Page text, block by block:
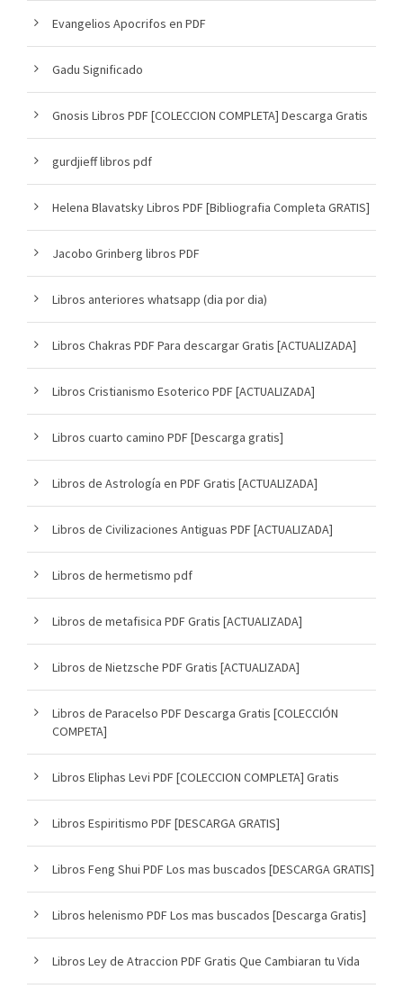
Evangelios Apocrifos en PDF
Gadu Significado
Gnosis Libros PDF [COLECCION COMPLETA] Descarga Gratis
gurdjieff libros pdf
Helena Blavatsky Libros PDF [Bibliografia Completa GRATIS]
Jacobo Grinberg libros PDF
Libros anteriores whatsapp (dia por dia)
Libros Chakras PDF Para descargar Gratis [ACTUALIZADA]
Libros Cristianismo Esoterico PDF [ACTUALIZADA]
Libros cuarto camino PDF [Descarga gratis]
Libros de Astrología en PDF Gratis [ACTUALIZADA]
Libros de Civilizaciones Antiguas PDF [ACTUALIZADA]
Libros de hermetismo pdf
Libros de metafisica PDF Gratis [ACTUALIZADA]
Libros de Nietzsche PDF Gratis [ACTUALIZADA]
Libros de Paracelso PDF Descarga Gratis [COLECCIÓN
COMPETA]
Libros Eliphas Levi PDF [COLECCION COMPLETA] Gratis
Libros Espiritismo PDF [DESCARGA GRATIS]
Libros Feng Shui PDF Los mas buscados [DESCARGA GRATIS]
Libros helenismo PDF Los mas buscados [Descarga Gratis]
Libros Ley de Atraccion PDF Gratis Que Cambiaran tu Vida